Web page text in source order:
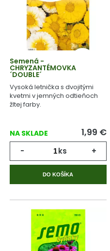
Semená -
CHRYZANTÉMOVKA
´DOUBLE´
Vysoká letnička s dvojitými
kvetmi v jemných odtieňoch
žltej farby.
NA SKLADE 1,99 €
- ks +
DO KOŠÍKA